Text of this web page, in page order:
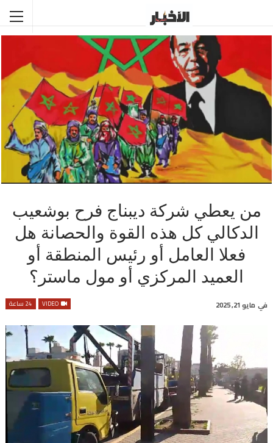
من يعطي شركة ديبناج فرح بوشعيب
الدكالي كل هذه القوة والحصانة هل
فعلا العامل أو رئيس المنطقة أو
العميد المركزي أو مول ماستر؟
24 ساعة في مايو 21, 2025